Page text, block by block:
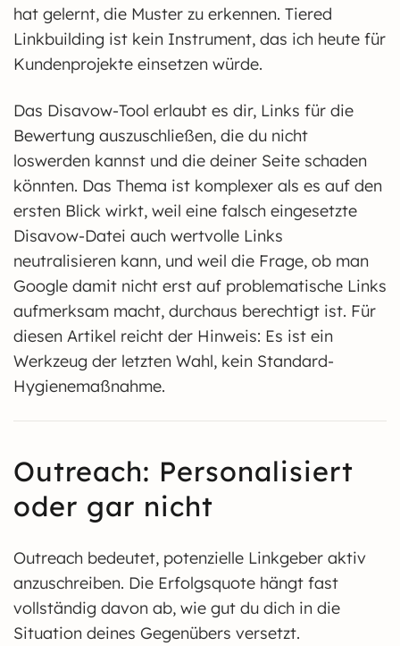
hat gelernt, die Muster zu erkennen. Tiered
Linkbuilding ist kein Instrument, das ich heute für
Kundenprojekte einsetzen würde.
Das Disavow-Tool erlaubt es dir, Links für die
Bewertung auszuschließen, die du nicht
loswerden kannst und die deiner Seite schaden
könnten. Das Thema ist komplexer als es auf den
ersten Blick wirkt, weil eine falsch eingesetzte
Disavow-Datei auch wertvolle Links
neutralisieren kann, und weil die Frage, ob man
Google damit nicht erst auf problematische Links
aufmerksam macht, durchaus berechtigt ist. Für
diesen Artikel reicht der Hinweis: Es ist ein
Werkzeug der letzten Wahl, kein Standard-
Hygienemaßnahme.
Outreach: Personalisiert
oder gar nicht
Outreach bedeutet, potenzielle Linkgeber aktiv
anzuschreiben. Die Erfolgsquote hängt fast
vollständig davon ab, wie gut du dich in die
Situation deines Gegenübers versetzt.